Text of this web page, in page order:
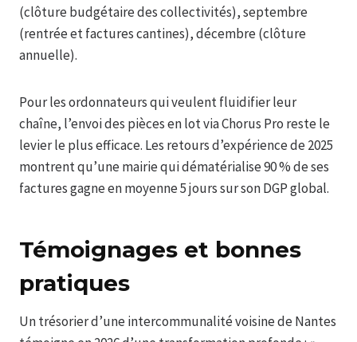
(clôture budgétaire des collectivités), septembre
(rentrée et factures cantines), décembre (clôture
annuelle).
Pour les ordonnateurs qui veulent fluidifier leur
chaîne, l’envoi des pièces en lot via Chorus Pro reste le
levier le plus efficace. Les retours d’expérience de 2025
montrent qu’une mairie qui dématérialise 90 % de ses
factures gagne en moyenne 5 jours sur son DGP global.
Témoignages et bonnes
pratiques
Un trésorier d’une intercommunalité voisine de Nantes